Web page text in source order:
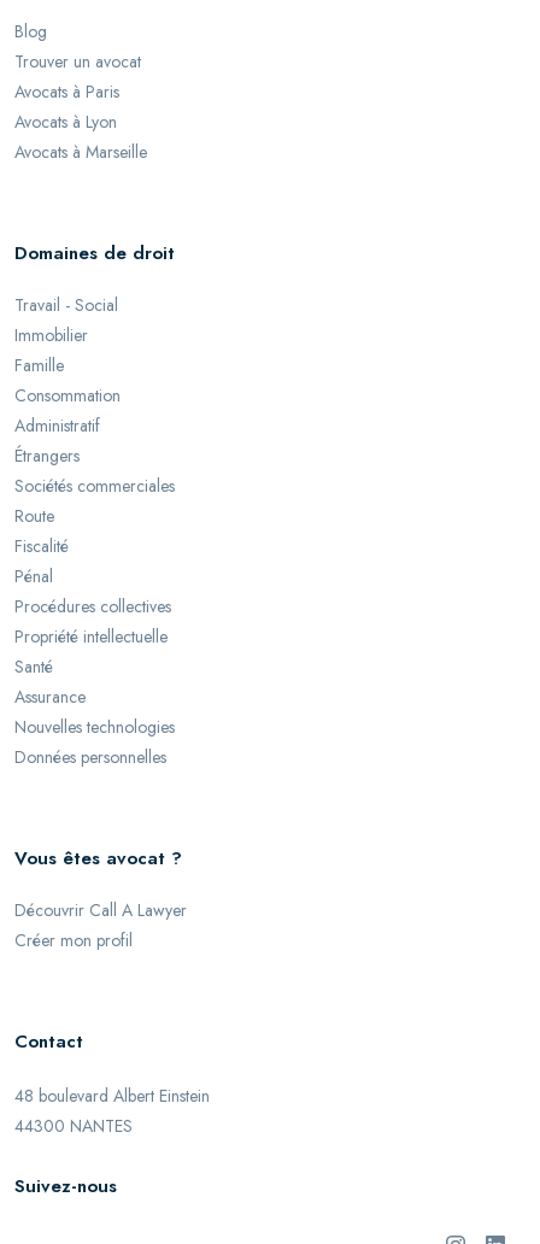
Blog
Trouver un avocat
Avocats à Paris
Avocats à Lyon
Avocats à Marseille
Domaines de droit
Travail - Social
Immobilier
Famille
Consommation
Administratif
Étrangers
Sociétés commerciales
Route
Fiscalité
Pénal
Procédures collectives
Propriété intellectuelle
Santé
Assurance
Nouvelles technologies
Données personnelles
Vous êtes avocat ?
Découvrir Call A Lawyer
Créer mon profil
Contact
48 boulevard Albert Einstein
44300 NANTES
Suivez-nous